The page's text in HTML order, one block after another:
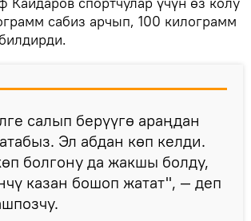
сабиз арчып, 100 килограмм
салып берүүгө араңдан
Эл абдан көп келди.
болгону да жакшы болду,
казан бошоп жатат", — деп